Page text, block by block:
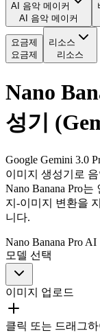
AI 음악 메이커
AI 음악 메이커
요금제
요금제
리소스
리소스
Nano
성기
Google Gemini 3.0
이미지 생성기로
Nano Banana Pro
지-이미지 변환을
니다.
Nano Banana Pro AI
모델 선택
이미지 업로드
클릭 또는 드래그